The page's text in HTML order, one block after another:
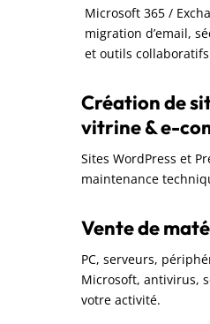
Microsoft 365 /
migration d’email,
et outils
Création de
vitrine & e-
Sites WordPress et
maintenance
Vente de
PC, serveurs,
Microsoft, antivirus,
votre activité.